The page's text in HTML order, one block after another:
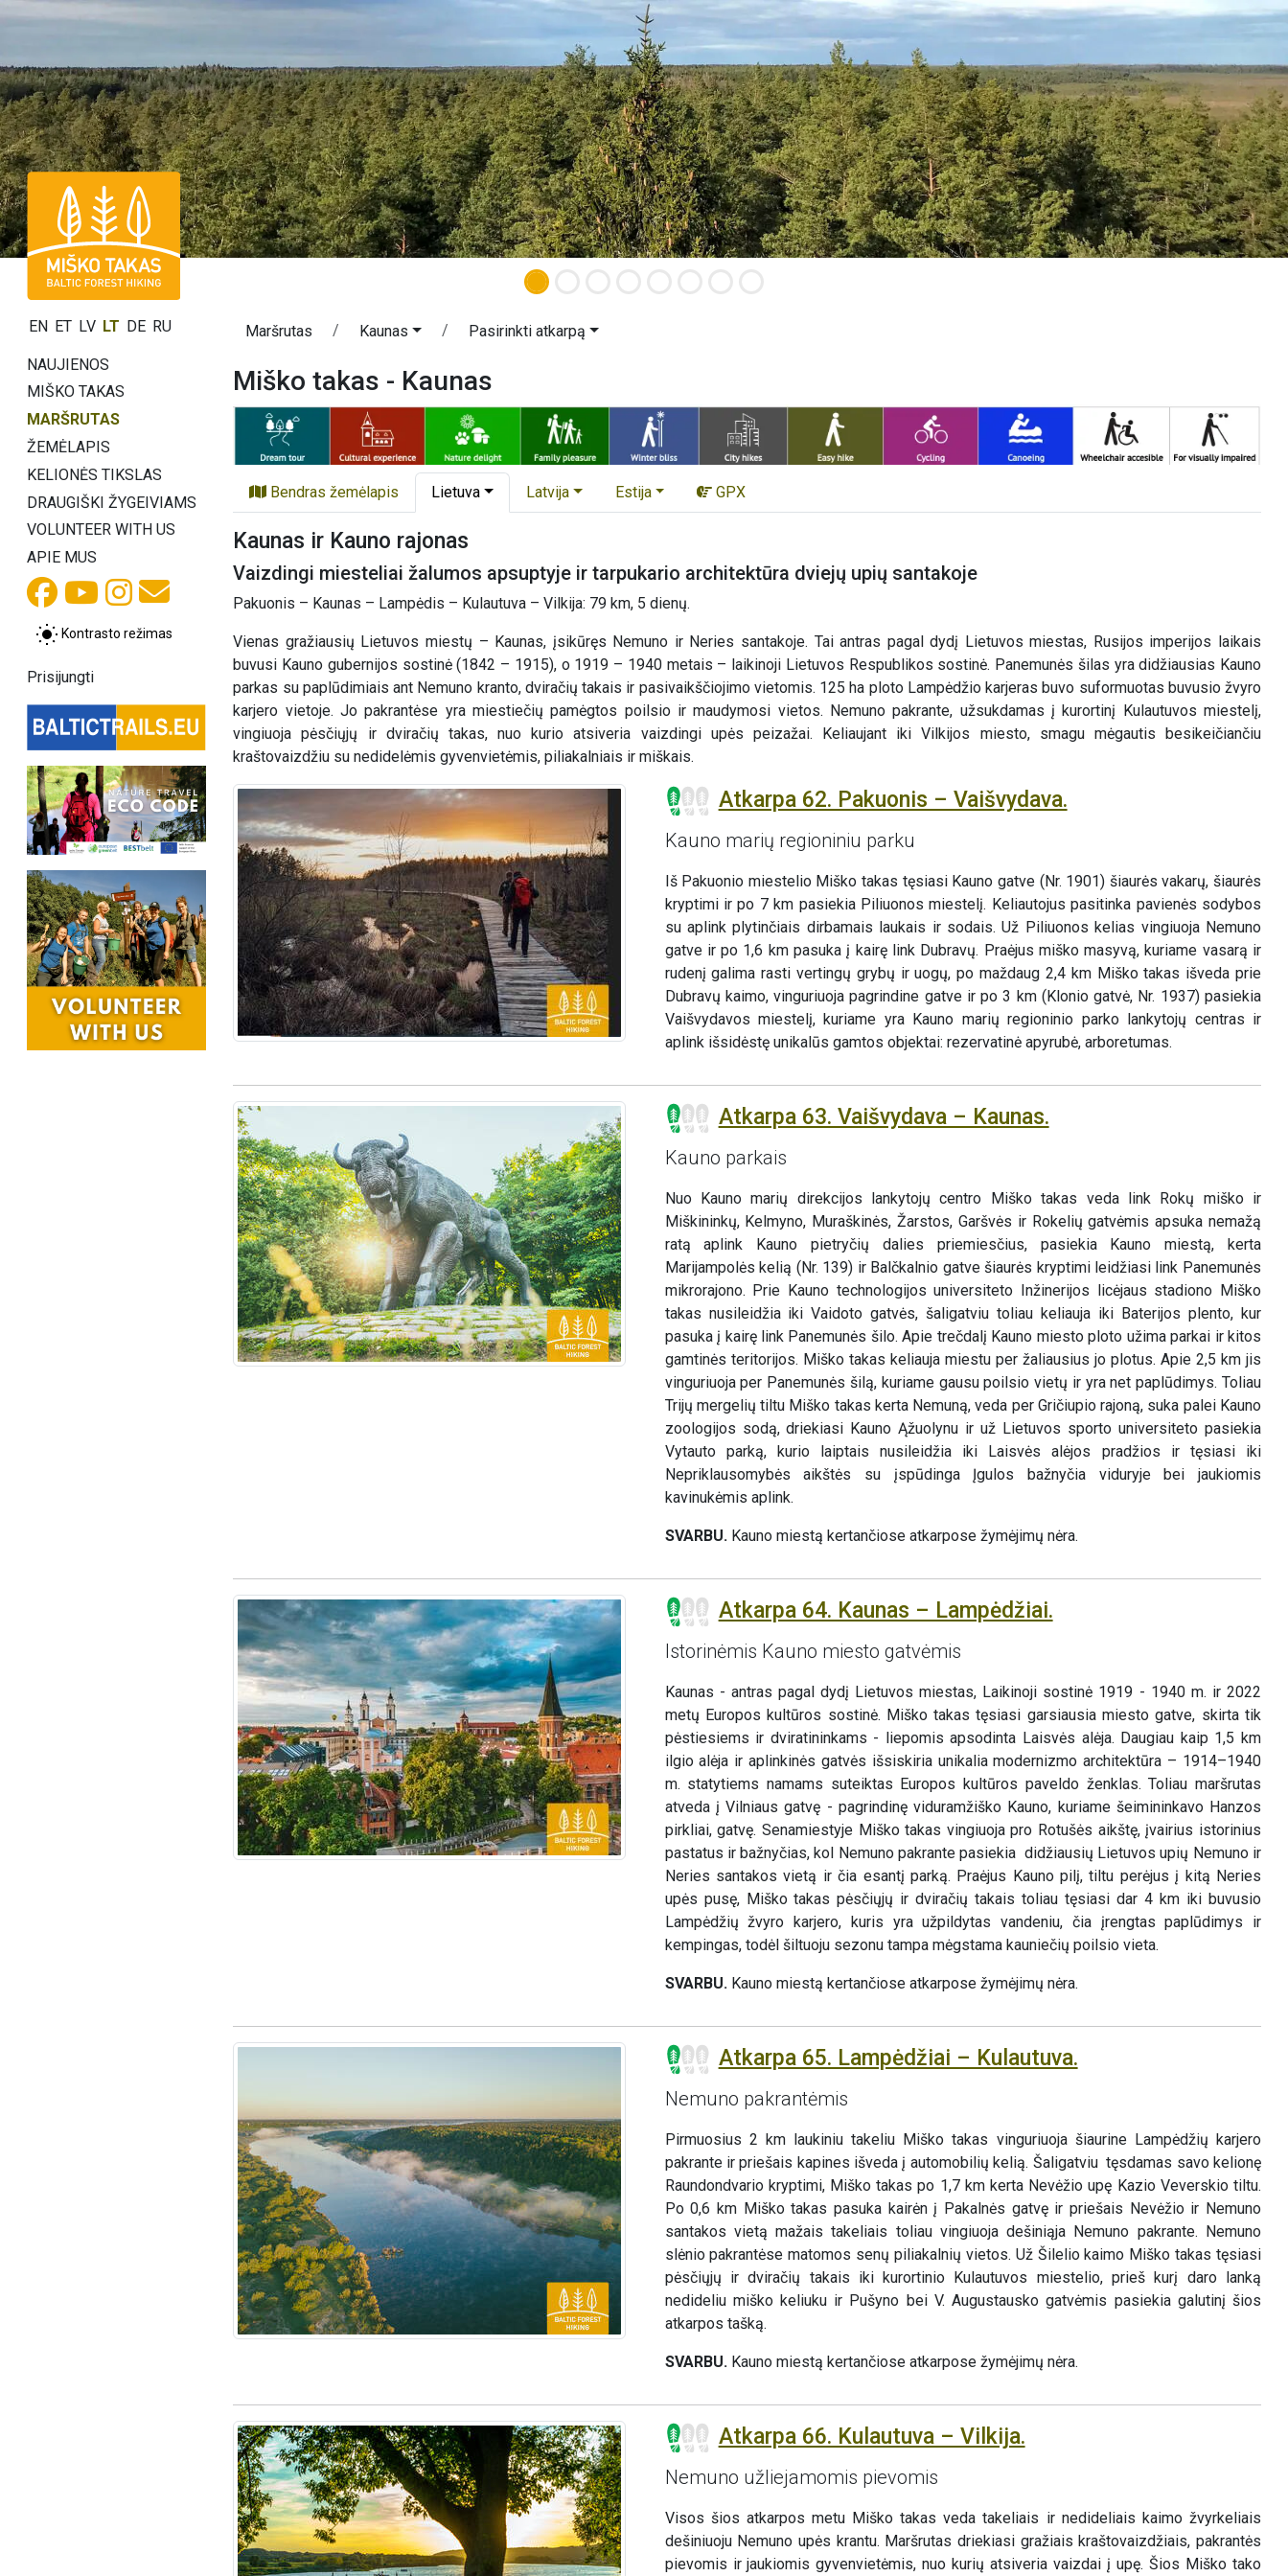
EN ET LV LT DE RU
NAUJIENOS
MIŠKO TAKAS
MARŠRUTAS
ŽEMĖLAPIS
KELIONĖS TIKSLAS
DRAUGIŠKI ŽYGEIVIAMS
VOLUNTEER WITH US
APIE MUS
Kontrasto režimas
Prisijungti
Maršrutas Kaunas Pasirinkti atkarpą
Miško takas - Kaunas
Bendras žemėlapis Lietuva Latvija Estija GPX
Kaunas ir Kauno rajonas
Vaizdingi miesteliai žalumos apsuptyje ir tarpukario architektūra dviejų upių santakoje
Pakuonis – Kaunas – Lampėdis – Kulautuva – Vilkija: 79 km, 5 dienų.
Vienas gražiausių Lietuvos miestų – Kaunas, įsikūręs Nemuno ir Neries santakoje. Tai antras pagal dydį Lietuvos miestas, Rusijos imperijos laikais
buvusi Kauno gubernijos sostinė (1842 – 1915), o 1919 – 1940 metais – laikinoji Lietuvos Respublikos sostinė. Panemunės šilas yra didžiausias Kauno
parkas su paplūdimiais ant Nemuno kranto, dviračių takais ir pasivaikščiojimo vietomis. 125 ha ploto Lampėdžio karjeras buvo suformuotas buvusio žvyro
karjero vietoje. Jo pakrantėse yra miestiečių pamėgtos poilsio ir maudymosi vietos. Nemuno pakrante, užsukdamas į kurortinį Kulautuvos miestelį,
vingiuoja pėsčiųjų ir dviračių takas, nuo kurio atsiveria vaizdingi upės peizažai. Keliaujant iki Vilkijos miesto, smagu mėgautis besikeičiančiu
kraštovaizdžiu su nedidelėmis gyvenvietėmis, piliakalniais ir miškais.
Atkarpa 62. Pakuonis – Vaišvydava.
Kauno marių regioniniu parku
Iš Pakuonio miestelio Miško takas tęsiasi Kauno gatve (Nr. 1901) šiaurės vakarų, šiaurės
kryptimi ir po 7 km pasiekia Piliuonos miestelį. Keliautojus pasitinka pavienės sodybos
su aplink plytinčiais dirbamais laukais ir sodais. Už Piliuonos kelias vingiuoja Nemuno
gatve ir po 1,6 km pasuka į kairę link Dubravų. Praėjus miško masyvą, kuriame vasarą ir
rudenį galima rasti vertingų grybų ir uogų, po maždaug 2,4 km Miško takas išveda prie
Dubravų kaimo, vinguriuoja pagrindine gatve ir po 3 km (Klonio gatvė, Nr. 1937) pasiekia
Vaišvydavos miestelį, kuriame yra Kauno marių regioninio parko lankytojų centras ir
aplink išsidėstę unikalūs gamtos objektai: rezervatinė apyrubė, arboretumas.
Atkarpa 63. Vaišvydava – Kaunas.
Kauno parkais
Nuo Kauno marių direkcijos lankytojų centro Miško takas veda link Rokų miško ir
Miškininkų, Kelmyno, Muraškinės, Žarstos, Garšvės ir Rokelių gatvėmis apsuka nemažą
ratą aplink Kauno pietryčių dalies priemiesčius, pasiekia Kauno miestą, kerta
Marijampolės kelią (Nr. 139) ir Balčkalnio gatve šiaurės kryptimi leidžiasi link Panemunės
mikrorajono. Prie Kauno technologijos universiteto Inžinerijos licėjaus stadiono Miško
takas nusileidžia iki Vaidoto gatvės, šaligatviu toliau keliauja iki Baterijos plento, kur
pasuka į kairę link Panemunės šilo. Apie trečdalį Kauno miesto ploto užima parkai ir kitos
gamtinės teritorijos. Miško takas keliauja miestu per žaliausius jo plotus. Apie 2,5 km jis
vinguriuoja per Panemunės šilą, kuriame gausu poilsio vietų ir yra net paplūdimys. Toliau
Trijų mergelių tiltu Miško takas kerta Nemuną, veda per Gričiupio rajoną, suka palei Kauno
zoologijos sodą, driekiasi Kauno Ąžuolynu ir už Lietuvos sporto universiteto pasiekia
Vytauto parką, kurio laiptais nusileidžia iki Laisvės alėjos pradžios ir tęsiasi iki
Nepriklausomybės aikštės su įspūdinga Įgulos bažnyčia viduryje bei jaukiomis
kavinukėmis aplink.
SVARBU. Kauno miestą kertančiose atkarpose žymėjimų nėra.
Atkarpa 64. Kaunas – Lampėdžiai.
Istorinėmis Kauno miesto gatvėmis
Kaunas - antras pagal dydį Lietuvos miestas, Laikinoji sostinė 1919 - 1940 m. ir 2022
metų Europos kultūros sostinė. Miško takas tęsiasi garsiausia miesto gatve, skirta tik
pėstiesiems ir dviratininkams - liepomis apsodinta Laisvės alėja. Daugiau kaip 1,5 km
ilgio alėja ir aplinkinės gatvės išsiskiria unikalia modernizmo architektūra – 1914–1940
m. statytiems namams suteiktas Europos kultūros paveldo ženklas. Toliau maršrutas
atveda į Vilniaus gatvę - pagrindinę viduramžiško Kauno, kuriame šeimininkavo Hanzos
pirkliai, gatvę. Senamiestyje Miško takas vingiuoja pro Rotušės aikštę, įvairius istorinius
pastatus ir bažnyčias, kol Nemuno pakrante pasiekia didžiausių Lietuvos upių Nemuno ir
Neries santakos vietą ir čia esantį parką. Praėjus Kauno pilį, tiltu perėjus į kitą Neries
upės pusę, Miško takas pėsčiųjų ir dviračių takais toliau tęsiasi dar 4 km iki buvusio
Lampėdžių žvyro karjero, kuris yra užpildytas vandeniu, čia įrengtas paplūdimys ir
kempingas, todėl šiltuoju sezonu tampa mėgstama kauniečių poilsio vieta.
SVARBU. Kauno miestą kertančiose atkarpose žymėjimų nėra.
Atkarpa 65. Lampėdžiai – Kulautuva.
Nemuno pakrantėmis
Pirmuosius 2 km laukiniu takeliu Miško takas vinguriuoja šiaurine Lampėdžių karjero
pakrante ir priešais kapines išveda į automobilių kelią. Šaligatviu tęsdamas savo kelionę
Raundondvario kryptimi, Miško takas po 1,7 km kerta Nevėžio upę Kazio Veverskio tiltu.
Po 0,6 km Miško takas pasuka kairėn į Pakalnės gatvę ir priešais Nevėžio ir Nemuno
santakos vietą mažais takeliais toliau vingiuoja dešiniąja Nemuno pakrante. Nemuno
slėnio pakrantėse matomos senų piliakalnių vietos. Už Šilelio kaimo Miško takas tęsiasi
pėsčiųjų ir dviračių takais iki kurortinio Kulautuvos miestelio, prieš kurį daro lanką
nedideliu miško keliuku ir Pušyno bei V. Augustausko gatvėmis pasiekia galutinį šios
atkarpos tašką.
SVARBU. Kauno miestą kertančiose atkarpose žymėjimų nėra.
Atkarpa 66. Kulautuva – Vilkija.
Nemuno užliejamomis pievomis
Visos šios atkarpos metu Miško takas veda takeliais ir nedideliais kaimo žvyrkeliais
dešiniuoju Nemuno upės krantu. Maršrutas driekiasi gražiais kraštovaizdžiais, pakrantės
pievomis ir jaukiomis gyvenvietėmis, nuo kurių atsiveria vaizdai į upę. Šios Miško tako